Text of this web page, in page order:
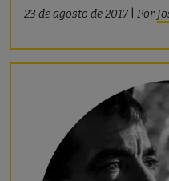
23 de agosto de 2017 Por